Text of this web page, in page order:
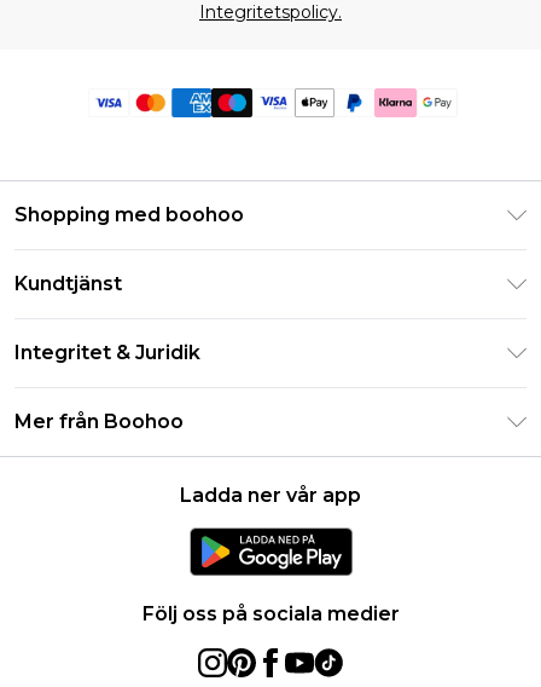
Integritetspolicy.
Shopping med boohoo
Studentrabatt - UNiDAYS
Boohoo-appen
Storleksguide
Kundtjänst
Leveransinformation
Returnerar information
Integritet & Juridik
Integritetspolicy
Mer från Boohoo
Ladda ner vår app
Följ oss på sociala medier